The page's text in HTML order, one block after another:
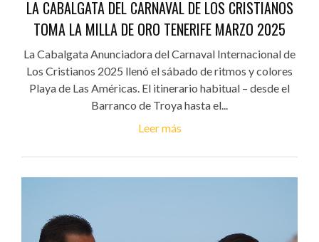
LA CABALGATA DEL CARNAVAL DE LOS CRISTIANOS
TOMA LA MILLA DE ORO TENERIFE MARZO 2025
La Cabalgata Anunciadora del Carnaval Internacional de
Los Cristianos 2025 llenó el sábado de ritmos y colores
Playa de Las Américas. El itinerario habitual – desde el
Barranco de Troya hasta el...
Leer más